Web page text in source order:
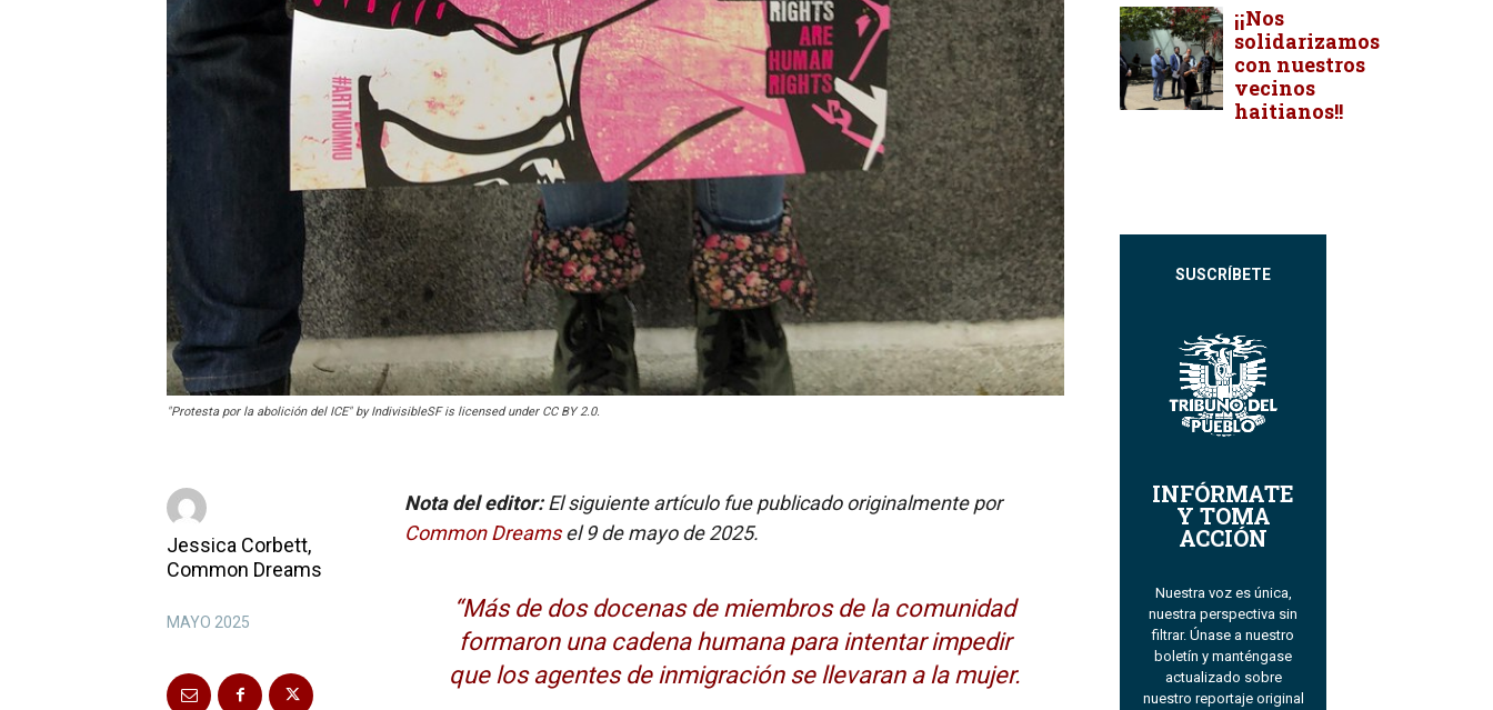
"Protesta por la abolición del ICE" by IndivisibleSF is licensed under CC BY 2.0.
Jessica Corbett,
Common Dreams
MAYO 2025
Nota del editor:El siguiente artículo fue publicado originalmente por
Common Dreamsel 9 de mayo de 2025.
“Más de dos docenas de miembros de la comunidad
formaron una cadena humana para intentar impedir
que los agentes de inmigración se llevaran a la mujer.
¡¡Nos
solidarizamos
con nuestros
vecinos
haitianos!!
SUSCRÍBETE
INFÓRMATE
Y TOMA
ACCIÓN
Nuestra voz es única,
nuestra perspectiva sin
filtrar. Únase a nuestro
boletín y manténgase
actualizado sobre
nuestro reportaje original